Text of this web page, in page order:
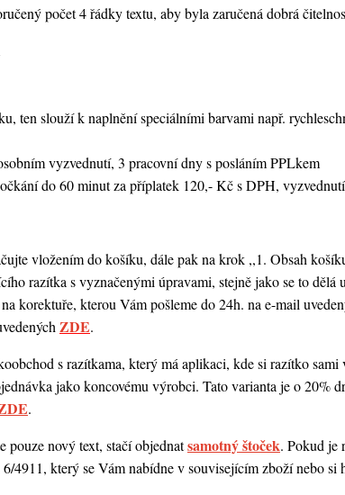
počet 4 řádky textu, aby byla zaručená dobrá
ten slouží k naplnění speciálními barvami např.
vyzvednutí, 3 pracovní dny s posláním PPLkem
do 60 minut za příplatek 120,- Kč s DPH,
vložením do košíku, dále pak na krok ,,1. Obsah
razítka s vyznačenými úpravami, stejně jako se to
korektuře, kterou Vám pošleme do 24h. na e-mail
ZDE.
s razítkama, který má aplikaci, kde si razítko
jako koncovému výrobci. Tato varianta je o 20%
.
pouze nový text, stačí objednatsamotný štoček. Pokud je
4911, který se Vám nabídne v souvisejícím zboží nebo si